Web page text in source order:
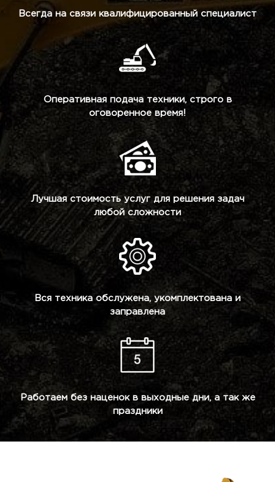
Всегда на связи квалифицированный специалист
Оперативная подача техники, строго в
оговоренное время!
Лучшая стоимость услуг для решения задач
любой сложности
Вся техника обслужена, укомплектована и
заправлена
Работаем без наценок в выходные дни, а так же
праздники